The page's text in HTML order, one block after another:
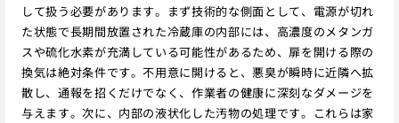
して扱う必要があります。まず技術的な側面として、電源が切れ
た状態で長期間放置された冷蔵庫の内部には、高濃度のメタンガ
スや硫化水素が充満している可能性があるため、扉を開ける際の
換気は絶対条件です。不用意に開けると、悪臭が瞬時に近隣へ拡
散し、通報を招くだけでなく、作業者の健康に深刻なダメージを
与えます。次に、内部の液状化した汚物の処理です。これらは家